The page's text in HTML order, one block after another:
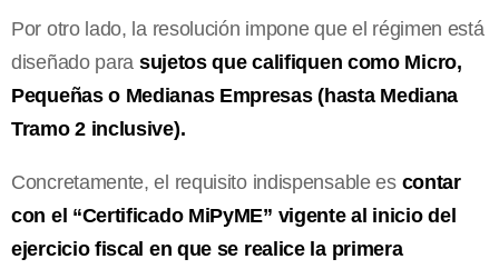
Por otro lado, la resolución impone que el régimen está
diseñado para sujetos que califiquen como Micro,
Pequeñas o Medianas Empresas (hasta Mediana
Tramo 2 inclusive).
Concretamente, el requisito indispensable es contar
con el “Certificado MiPyME” vigente al inicio del
ejercicio fiscal en que se realice la primera